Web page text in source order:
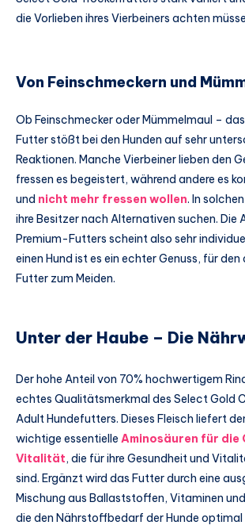
die Vorlieben ihres Vierbeiners achten
Von Feinschmeckern und
Ob Feinschmecker oder Mümmelmaul –
Futter stößt bei den Hunden auf sehr
Reaktionen. Manche Vierbeiner lieben den
fressen es begeistert, während andere es
und nicht mehr fressen wollen. In
ihre Besitzer nach Alternativen suchen. Die
Premium-Futters scheint also sehr
einen Hund ist es ein echter Genuss, für den
Futter zum Meiden.
Unter der Haube – Die
Der hohe Anteil von 70% hochwertigem
echtes Qualitätsmerkmal des Select Gold
Adult Hundefutters. Dieses Fleisch liefert
wichtige essentielle Aminosäuren für die
Vitalität, die für ihre Gesundheit und
sind. Ergänzt wird das Futter durch eine
Mischung aus Ballaststoffen, Vitaminen
die den Nährstoffbedarf der Hunde optimal